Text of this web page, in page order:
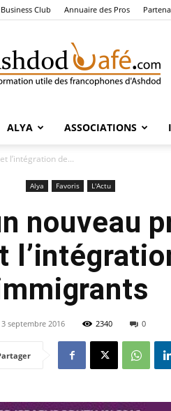
Business Club Annuaire des Pros
Café
ALYA ASSOCIATIONS
l’intégration de...
Alya Favoris L'Actu
nouveau
3 septembre 2016 2340 0